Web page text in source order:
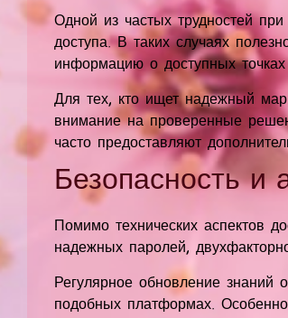
Одной из частых трудностей
доступа. В таких случаях
информацию о доступных
Для тех, кто ищет надежный
внимание на проверенные
часто предоставляют
Безопасность и
Помимо технических аспектов
надежных паролей,
Регулярное обновление
подобных платформах.